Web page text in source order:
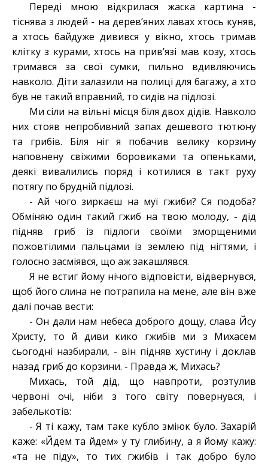
Переді мною відкрилася жаска картина -
тіснява з людей - на дерев’яних лавах хтось куняв,
а хтось байдуже дивився у вікно, хтось тримав
клітку з курами, хтось на прив’язі мав козу, хтось
тримався за свої сумки, пильно вдивляючись
навколо. Діти залазили на полиці для багажу, а хто
був не такий вправний, то сидів на підлозі.
Ми сіли на вільні місця біля двох дідів. Навколо
них стояв непробивний запах дешевого тютюну
та грибів. Біля ніг я побачив велику корзину
наповнену свіжими боровиками та опеньками,
деякі вивалились поряд і котилися в такт руху
потягу по брудній підлозі.
- Ай чого зиркаєш на муї гжиби? Ся подоба?
Обміняю один такий гжиб на твою молоду, - дід
підняв гриб із підлоги своїми зморщеними
пожовтілими пальцами із землею під нігтями, і
голосно засміявся, що аж закашлявся.
Я не встиг йому нічого відповісти, відвернувся,
щоб його слина не потрапила на мене, але він вже
далі почав вести:
- Он дали нам небеса доброго дощу, слава Йсу
Христу, то й диви кико гжибів ми з Михасем
сьогодні назбирали, - він підняв хустину і доклав
назад гриб до корзини. - Правда ж, Михась?
Михась, той дід, що навпроти, розтулив
червоні очі, ніби з того світу повернувся, і
забелькотів:
- Я ті кажу, там таке кубло зміюк було. Захарій
каже: «Йдем та йдем» у ту глибину, а я йому кажу:
«та не піду», то тих гжибів і так добро було